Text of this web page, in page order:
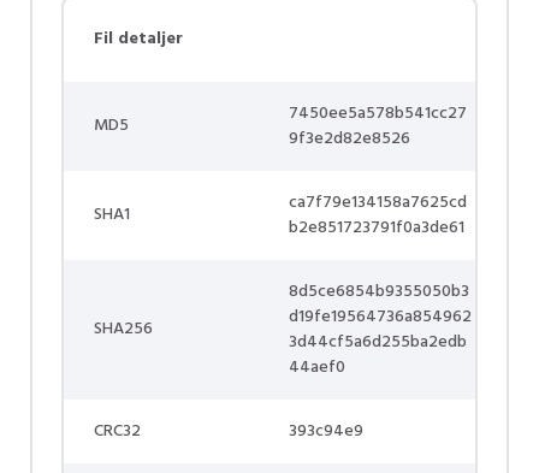
Fil detaljer
MD5
7450ee5a578b541cc27
9f3e2d82e8526
SHA1
ca7f79e134158a7625cd
b2e851723791f0a3de61
SHA256
8d5ce6854b9355050b3
d19fe19564736a854962
3d44cf5a6d255ba2edb
44aef0
CRC32 393c94e9